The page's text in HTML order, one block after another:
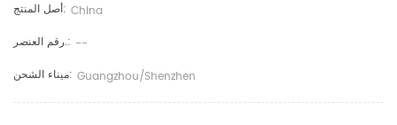
أصل المنتج: China
رقم العنصر.: --
ميناء الشحن: Guangzhou/Shenzhen